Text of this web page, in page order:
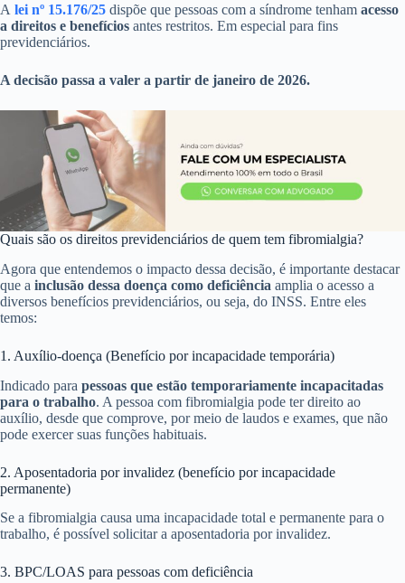
A lei nº 15.176/25 dispõe que pessoas com a síndrome tenham acesso
a direitos e benefícios antes restritos. Em especial para fins
previdenciários.
A decisão passa a valer a partir de janeiro de 2026.
Quais são os direitos previdenciários de quem tem fibromialgia?
Agora que entendemos o impacto dessa decisão, é importante destacar
que a inclusão dessa doença como deficiência amplia o acesso a
diversos benefícios previdenciários, ou seja, do INSS. Entre eles
temos:
1. Auxílio-doença (Benefício por incapacidade temporária)
Indicado para pessoas que estão temporariamente incapacitadas
para o trabalho. A pessoa com fibromialgia pode ter direito ao
auxílio, desde que comprove, por meio de laudos e exames, que não
pode exercer suas funções habituais.
2. Aposentadoria por invalidez (benefício por incapacidade
permanente)
Se a fibromialgia causa uma incapacidade total e permanente para o
trabalho, é possível solicitar a aposentadoria por invalidez.
3. BPC/LOAS para pessoas com deficiência